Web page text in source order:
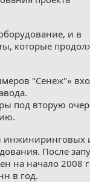
и в
которые
"Сенеж"»
под вторую
инжиниринговых
После
на начало 2008
в год.